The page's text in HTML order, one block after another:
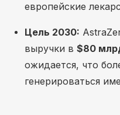
европейские
Цель 2030:
выручки в $80
ожидается, что
генерироваться